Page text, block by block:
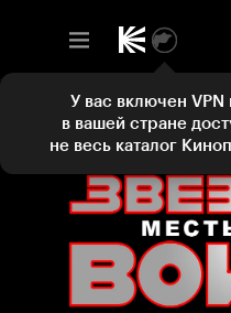
У вас включен VPN
в вашей стране
не весь каталог